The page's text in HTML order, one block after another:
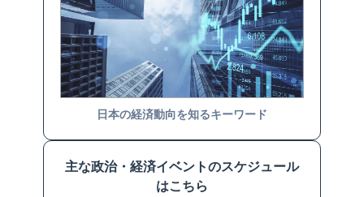
日本の経済動向を知るキーワード
主な政治・経済イベントのスケジュール
はこちら